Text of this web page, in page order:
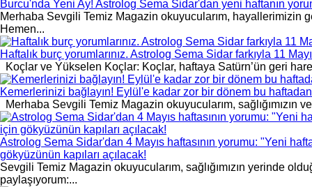
Burcu'nda Yeni Ay! Astrolog Sema Sidar'dan yeni haftanın
Merhaba Sevgili Temiz Magazin okuyucularım, hayallerimizin
Hemen...
Haftalık burç yorumlarınız. Astrolog Sema Sidar farkıyla 11
Koçlar ve Yükselen Koçlar: Koçlar, haftaya Satürn’ün geri
Kemerlerinizi bağlayın! Eylül'e kadar zor bir dönem bu
Merhaba Sevgili Temiz Magazin okuyucularım, sağlığımızın
Astrolog Sema Sidar'dan 4 Mayıs haftasının yorumu: "Yeni
gökyüzünün kapıları açılacak!
Sevgili Temiz Magazin okuyucularım, sağlığımızın yerinde
paylaşıyorum:...